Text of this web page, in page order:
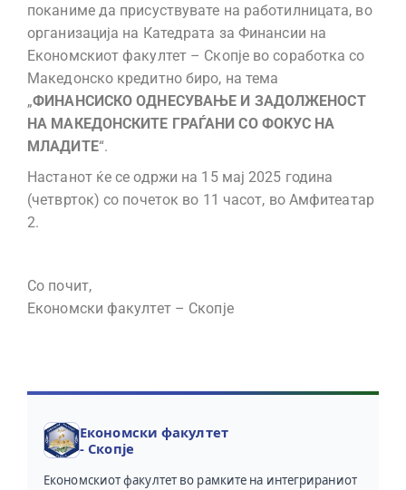
поканиме да присуствувате на работилницата, во
организација на Катедрата за Финансии на
Економскиот факултет – Скопје во соработка со
Македонско кредитно биро, на тема
„ФИНАНСИСКО ОДНЕСУВАЊЕ И ЗАДОЛЖЕНОСТ
НА МАКЕДОНСКИТЕ ГРАЃАНИ СО ФОКУС НА
МЛАДИТЕ“.
Настанот ќе се одржи на 15 мај 2025 година
(четврток) со почеток во 11 часот, во Амфитеатар
2.
Со почит,
Економски факултет – Скопје
Економски факултет
- Скопје
Економскиот факултет во рамките на интегрираниот